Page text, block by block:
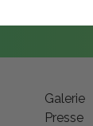
Galerie
Presse